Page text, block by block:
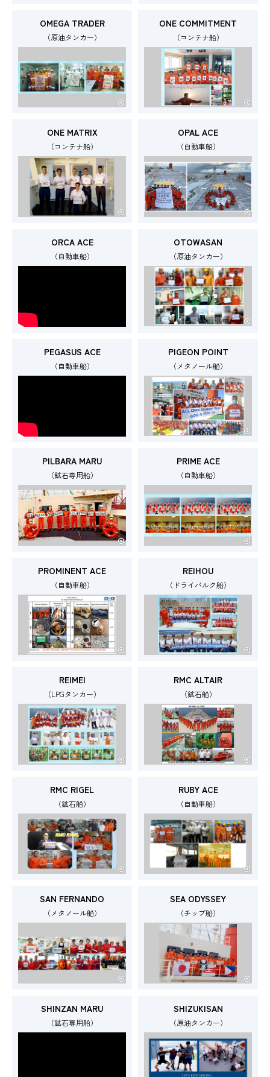
OMEGA TRADER
（原油タンカー）
ONE COMMITMENT
（コンテナ船）
ONE MATRIX
（コンテナ船）
OPAL ACE
（自動車船）
ORCA ACE
（自動車船）
OTOWASAN
（原油タンカー）
PEGASUS ACE
（自動車船）
PIGEON POINT
（メタノール船）
PILBARA MARU
（鉱石専用船）
PRIME ACE
（自動車船）
PROMINENT ACE
（自動車船）
REIHOU
（ドライバルク船）
REIMEI
（LPGタンカー）
RMC ALTAIR
（鉱石船）
RMC RIGEL
（鉱石船）
RUBY ACE
（自動車船）
SAN FERNANDO
（メタノール船）
SEA ODYSSEY
（チップ船）
SHINZAN MARU
（鉱石専用船）
SHIZUKISAN
（原油タンカー）